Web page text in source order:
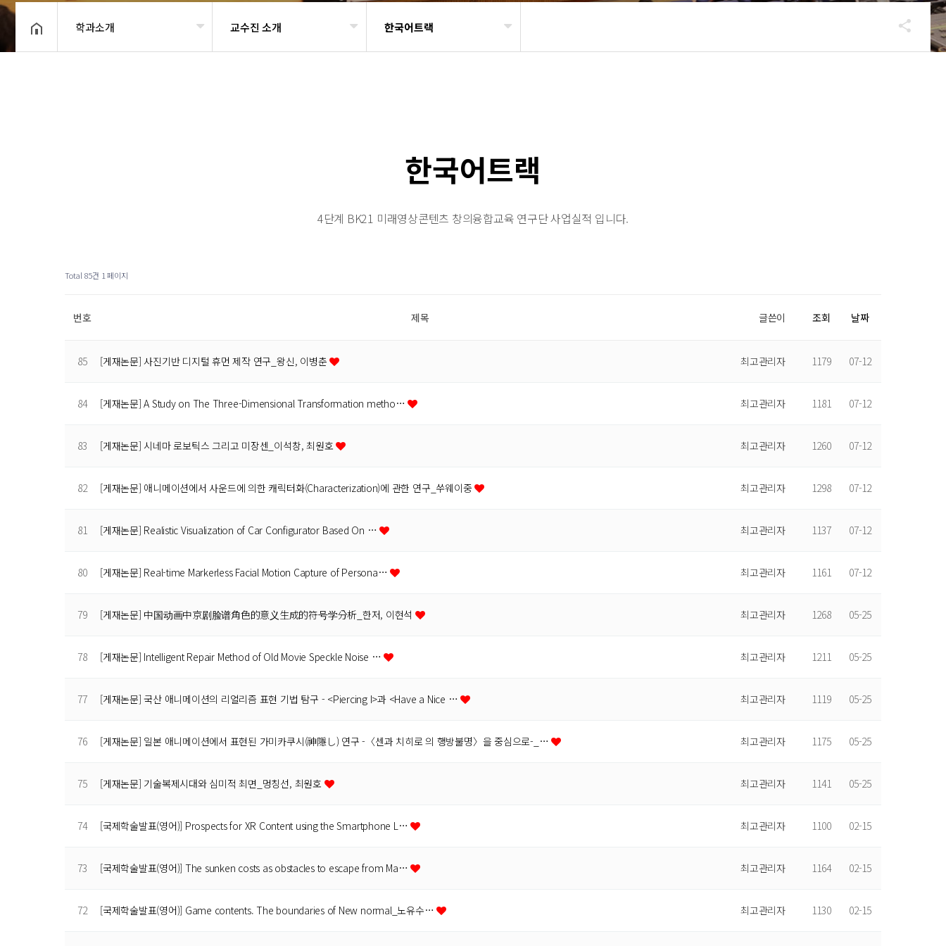
학과소개 교수진 소개 한국어트랙
한국어트랙
4단계 BK21 미래영상콘텐츠 창의융합교육 연구단 사업실적 입니다.
Total 85건 1 페이지
번호 제목 글쓴이 조회 날짜
85 [게재논문] 사진기반 디지털 휴먼 제작 연구_왕신, 이병춘 최고관리자 1179 07-12
84 [게재논문] A Study on The Three-Dimensional Transformation metho… 최고관리자 1181 07-12
83 [게재논문] 시네마 로보틱스 그리고 미장센_이석창, 최원호 최고관리자 1260 07-12
82 [게재논문] 애니메이션에서 사운드에 의한 캐릭터화(Characterization)에 관한 연구_쑤웨이중 최고관리자 1298 07-12
81 [게재논문] Realistic Visualization of Car Configurator Based On … 최고관리자 1137 07-12
80 [게재논문] Real-time Markerless Facial Motion Capture of Persona… 최고관리자 1161 07-12
79 [게재논문] 中国动画中京剧脸谱角色的意义生成的符号学分析_한저, 이현석 최고관리자 1268 05-25
78 [게재논문] Intelligent Repair Method of Old Movie Speckle Noise … 최고관리자 1211 05-25
77 [게재논문] 국산 애니메이션의 리얼리즘 표현 기법 탐구 - <Piercing I>과 <Have a Nice … 최고관리자 1119 05-25
76 [게재논문] 일본 애니메이션에서 표현된 가미카쿠시(神隱し) 연구 -〈센과 치히로 의 행방불명〉을 중심으로-_… 최고관리자 1175 05-25
75 [게재논문] 기술복제시대와 심미적 최면_멍칭선, 최원호 최고관리자 1141 05-25
74 [국제학술발표(영어)] Prospects for XR Content using the Smartphone L… 최고관리자 1100 02-15
73 [국제학술발표(영어)] The sunken costs as obstacles to escape from Ma… 최고관리자 1164 02-15
72 [국제학술발표(영어)] Game contents. The boundaries of New normal_노유수… 최고관리자 1130 02-15